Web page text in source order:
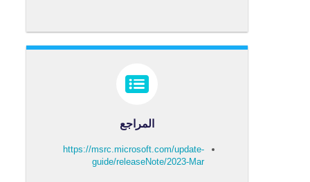
المراجع
https://msrc.microsoft.com/update-
guide/releaseNote/2023-Mar